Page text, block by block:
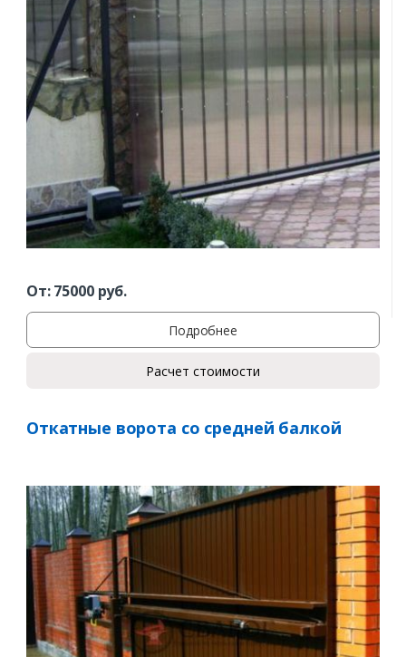
Ваше имя*
Ваш телефон*
Комментарий к заказу
От:75000руб.
Подробнее
Расчет стоимости
Откатные ворота со средней балкой